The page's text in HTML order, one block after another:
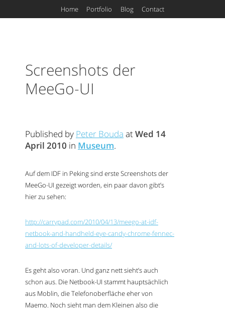
Home Portfolio Blog Contact
Screenshots der
MeeGo-UI
Published by Peter Bouda atWed 14
April 2010 in Museum.
Auf dem IDF in Peking sind erste Screenshots der
MeeGo-UI gezeigt worden, ein paar davon gibt’s
hier zu sehen:
http://carrypad.com/2010/04/13/meego-at-idf-
netbook-and-handheld-eye-candy-chrome-fennec-
and-lots-of-developer-details/
Es geht also voran. Und ganz nett sieht’s auch
schon aus. Die Netbook-UI stammt hauptsächlich
aus Moblin, die Telefonoberfläche eher von
Maemo. Noch sieht man dem Kleinen also die